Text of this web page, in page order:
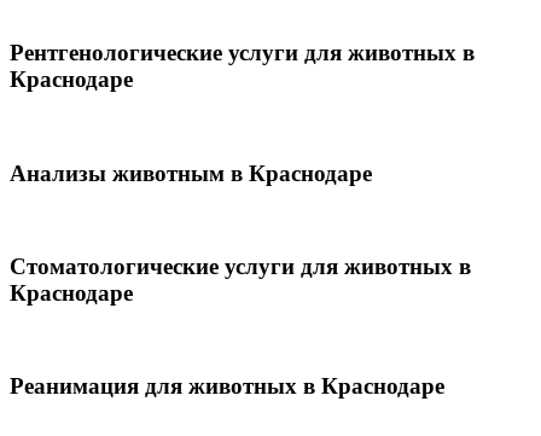
Рентгенологические услуги для животных в
Краснодаре
Анализы животным в Краснодаре
Стоматологические услуги для животных в
Краснодаре
Реанимация для животных в Краснодаре